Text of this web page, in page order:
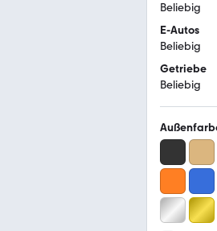
Beliebig
E-Autos
Beliebig
Getriebe
Beliebig